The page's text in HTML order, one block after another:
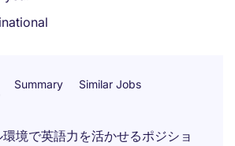
Summary Similar Jobs
境で英語力を活かせるポジショ